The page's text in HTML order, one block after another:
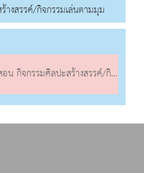
างสรรค์/กิจกรรมเล่นตามมุม
รรมศิลปะสร้างสรรค์/กิจกรรมเล่นตามมุม